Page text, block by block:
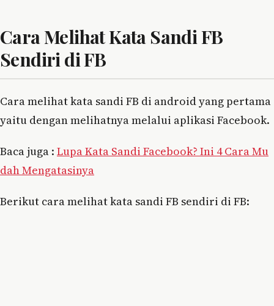
Cara Melihat Kata Sandi FB
Sendiri di FB
Cara melihat kata sandi FB di android yang pertama
yaitu dengan melihatnya melalui aplikasi Facebook.
Baca juga : Lupa Kata Sandi Facebook? Ini 4 Cara Mu
dah Mengatasinya
Berikut cara melihat kata sandi FB sendiri di FB: